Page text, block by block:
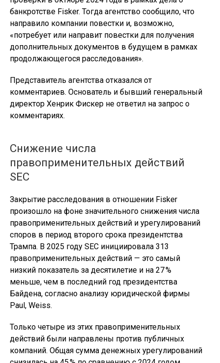
банкротстве Fisker. Тогда агентство сообщило, что
направило компании повестки и, возможно,
«потребует или направит повестки для получения
дополнительных документов в будущем в рамках
продолжающегося расследования».
Представитель агентства отказался от
комментариев. Основатель и бывший генеральный
директор Хенрик Фискер не ответил на запрос о
комментариях.
Снижение числа
правоприменительных действий
SEC
Закрытие расследования в отношении Fisker
произошло на фоне значительного снижения числа
правоприменительных действий и урегулирований
споров в период второго срока президентства
Трампа. В 2025 году SEC инициировала 313
правоприменительных действий — это самый
низкий показатель за десятилетие и на 27 %
меньше, чем в последний год президентства
Байдена, согласно анализу юридической фирмы
Paul, Weiss.
Только четыре из этих правоприменительных
действий были направлены против публичных
компаний. Общая сумма денежных урегулирований